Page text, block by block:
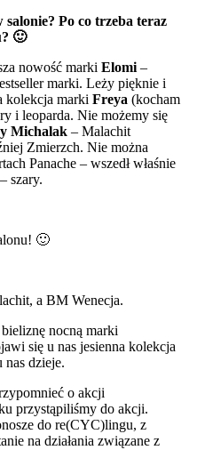
Po co trzeba teraz
🙂
nowość marki Elomi–
marki. Leży pięknie i
kolekcja marki Freya (kocham
i leoparda. Nie możemy się
Michalak – Malachit
Zmierzch. Nie można
Panache – wszedł właśnie
szary.
🙂
a BM Wenecja.
nocną marki
się u nas jesienna kolekcja
dzieje.
o akcji
przystąpiliśmy do akcji.
do re(CYC)lingu, z
na działania związane z